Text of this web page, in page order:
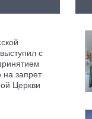
с
на запрет
Церкви